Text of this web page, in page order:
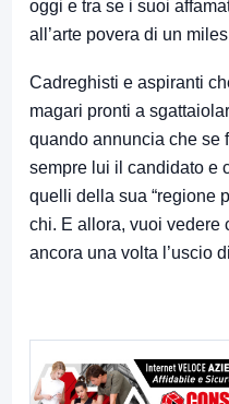
oggi e tra se i suoi
all’arte povera di un
Cadreghisti e aspiranti
magari pronti a
quando annuncia che se
sempre lui il candidato e
quelli della sua “regione
chi. E allora, vuoi vedere
ancora una volta l’uscio